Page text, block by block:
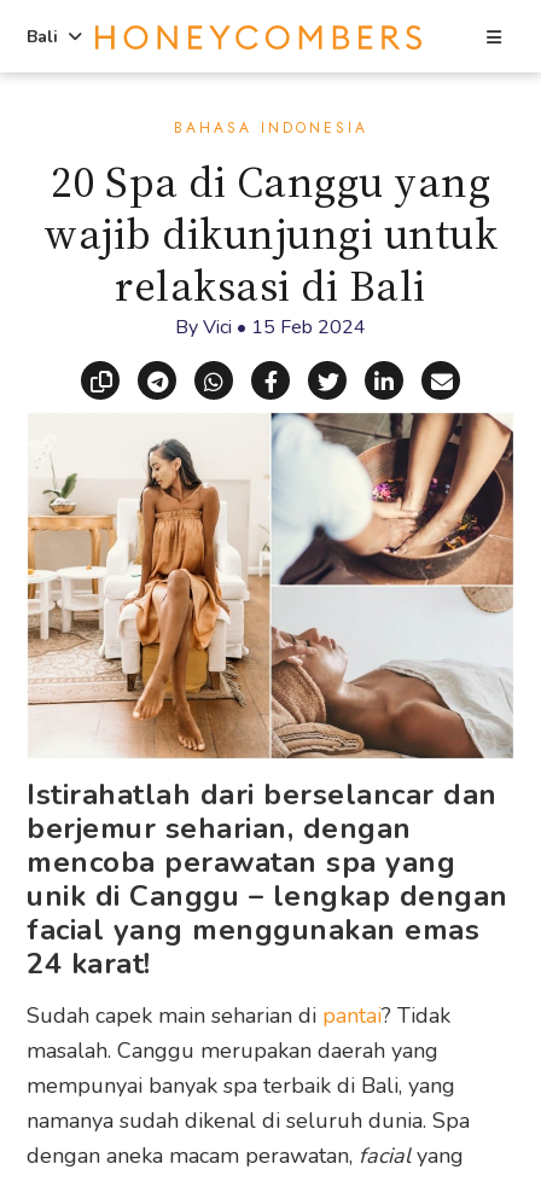
sidebar
Bali
BAHASA INDONESIA
20 Spa di Canggu yang
wajib dikunjungi untuk
relaksasi di Bali
ByVici • 15 Feb 2024
Copy linkShare via Telegram
Share via WhatsApp
Share on Facebook
Share on X
Share on
Share
Istirahatlah dari berselancar dan
berjemur seharian, dengan
mencoba perawatan spa yang
unik di Canggu – lengkap dengan
facial yang menggunakan emas
24 karat!
Sudah capek main seharian di pantai? Tidak
masalah. Canggu merupakan daerah yang
mempunyai banyak spa terbaik di Bali, yang
namanya sudah dikenal di seluruh dunia. Spa
dengan aneka macam perawatan, facialyang